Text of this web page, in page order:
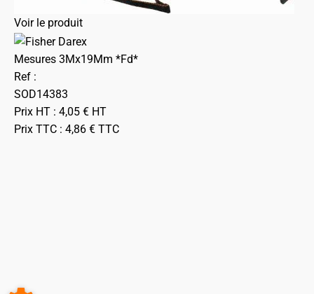
Voir le produit
Mesures 3Mx19Mm *Fd*
Ref :
SOD14383
Prix HT : 4,05 € HT
Prix TTC : 4,86 € TTC